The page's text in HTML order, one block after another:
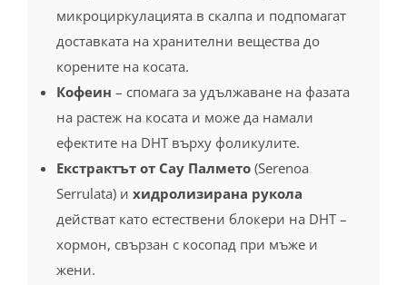
микроциркулацията в скалпа и подпомагат
доставката на хранителни вещества до
корените на косата.
Кофеин – спомага за удължаване на фазата
на растеж на косата и може да намали
ефектите на DHT върху фоликулите.
Екстрактът от Сау Палмето(Serenoa
Serrulata) и хидролизирана рукола
действат като естествени блокери на DHT –
хормон, свързан с косопад при мъже и
жени.